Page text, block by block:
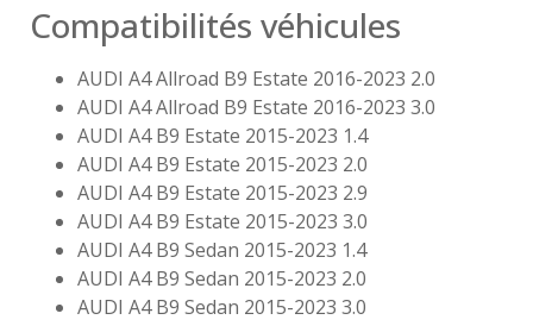
Compatibilités véhicules
AUDI A4 Allroad B9 Estate 2016-2023 2.0
AUDI A4 Allroad B9 Estate 2016-2023 3.0
AUDI A4 B9 Estate 2015-2023 1.4
AUDI A4 B9 Estate 2015-2023 2.0
AUDI A4 B9 Estate 2015-2023 2.9
AUDI A4 B9 Estate 2015-2023 3.0
AUDI A4 B9 Sedan 2015-2023 1.4
AUDI A4 B9 Sedan 2015-2023 2.0
AUDI A4 B9 Sedan 2015-2023 3.0